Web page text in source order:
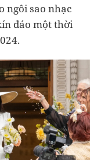
ngôi sao nhạc
đáo một thời